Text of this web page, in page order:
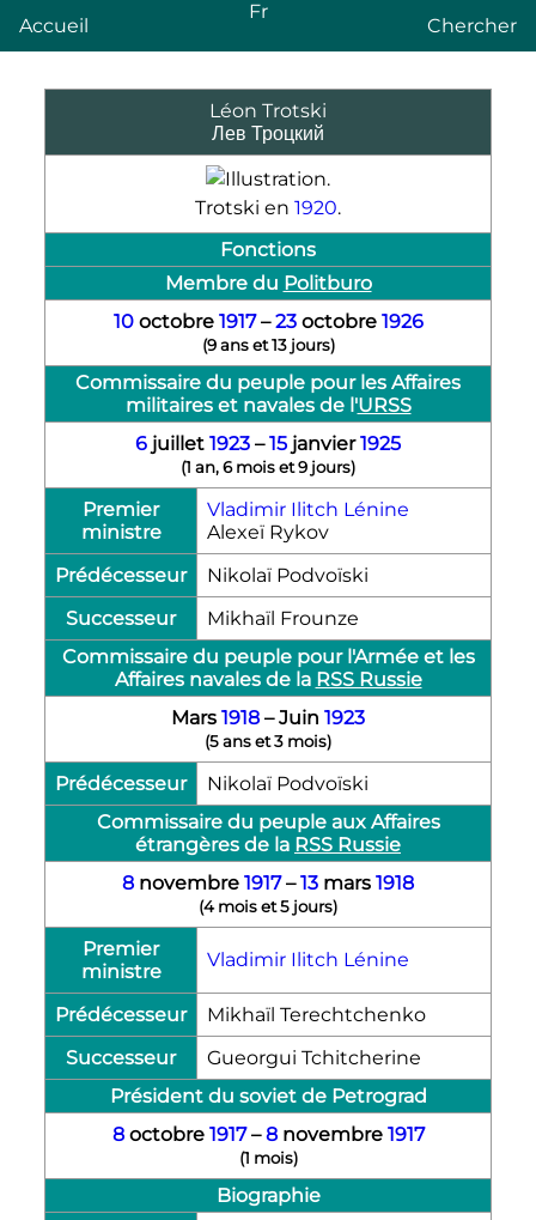
Accueil
Fr
Chercher
Léon Trotski
Лев Троцкий
Trotski en 1920.
Fonctions
Membre du Politburo
10octobre 1917–23octobre 1926
(9 ans et 13 jours)
Commissaire du peuple pour les Affaires
militaires et navales de l'URSS
6 juillet 1923 –15 janvier1925
(1 an, 6 mois et 9 jours)
Premier
ministre
Vladimir Ilitch Lénine
Alexeï Rykov
Prédécesseur
Nikolaï Podvoïski
Successeur
Mikhaïl Frounze
Commissaire du peuple pour l'Armée et les
Affaires navales de la RSS Russie
Mars 1918 –Juin 1923
(5 ans et 3 mois)
Prédécesseur
Nikolaï Podvoïski
Commissaire du peuple aux Affaires
étrangères de la RSS Russie
8 novembre 1917–13 mars 1918
(4 mois et 5 jours)
Premier
ministre
Vladimir Ilitch Lénine
Prédécesseur
Mikhaïl Terechtchenko
Successeur
Gueorgui Tchitcherine
Président du soviet de Petrograd
8octobre 1917–8novembre 1917
(1 mois)
Biographie